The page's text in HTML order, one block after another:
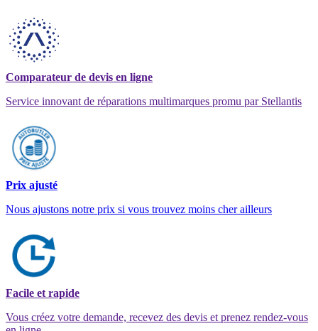
Comparateur de devis en ligne
Service innovant de réparations multimarques promu par Stellantis
Prix ajusté
Nous ajustons notre prix si vous trouvez moins cher ailleurs
Facile et rapide
Vous créez votre demande, recevez des devis et prenez rendez-vous